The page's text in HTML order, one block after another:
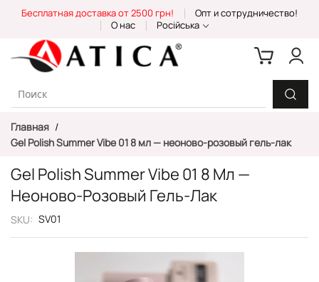
Content
Бесплатная доставка от 2500 грн!
Опт и сотрудничество!
О нас
Російська
Главная
Gel Polish Summer Vibe 01 8 мл — неоново-розовый гель-лак
Gel Polish Summer Vibe 01 8 Мл —
Неоново-Розовый Гель-Лак
SKU SV01